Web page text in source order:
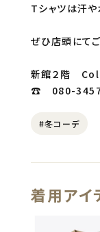
Tシャツは汗
ぜひ店頭にて
新館２階
☎ 080-3457
#冬コーデ
着用アイ